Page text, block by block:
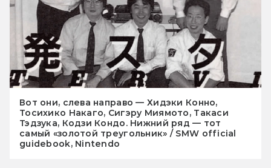
Вот они, слева направо — Хидэки Конно,
Тосихико Накаго, Сигэру Миямото, Такаси
Тэдзука, Кодзи Кондо. Нижний ряд — тот
самый «золотой треугольник» / SMW official
guidebook, Nintendo